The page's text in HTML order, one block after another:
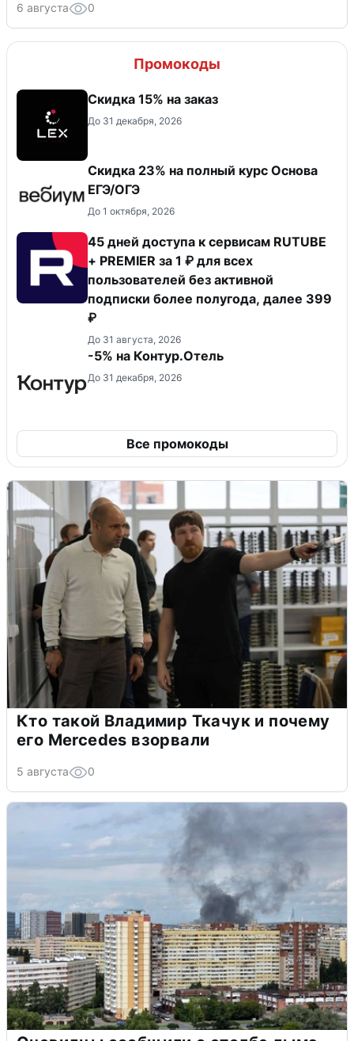
6 августа 0
Промокоды
Скидка 15% на заказ
До 31 декабря, 2026
Скидка 23% на полный курс Основа
ЕГЭ/ОГЭ
До 1 октября, 2026
45 дней доступа к сервисам RUTUBE
+ PREMIER за 1 ₽ для всех
пользователей без активной
подписки более полугода, далее 399
₽
До 31 августа, 2026
-5% на Контур.Отель
До 31 декабря, 2026
Все промокоды
Кто такой Владимир Ткачук и почему
его Mercedes взорвали
5 августа 0